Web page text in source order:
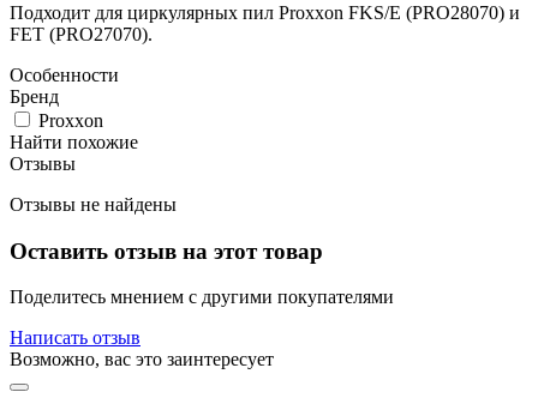
Подходит для циркулярных пил Proxxon FKS/E (PRO28070) и
FET (PRO27070).
Особенности
Бренд
Proxxon
Найти похожие
Отзывы
Отзывы не найдены
Оставить отзыв на этот товар
Поделитесь мнением с другими покупателями
Написать отзыв
Возможно, вас это заинтересует